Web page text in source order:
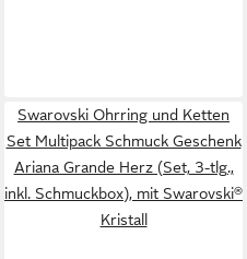
Swarovski Ohrring und Ketten
Set Multipack Schmuck Geschenk
Ariana Grande Herz (Set, 3-tlg.,
inkl. Schmuckbox), mit Swarovski®
Kristall